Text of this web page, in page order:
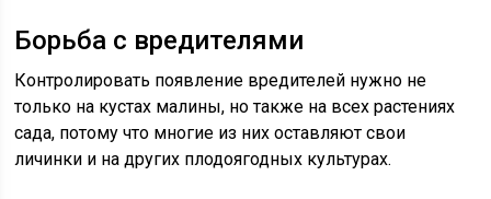
Борьба с вредителями
Контролировать появление вредителей нужно не
только на кустах малины, но также на всех растениях
сада, потому что многие из них оставляют свои
личинки и на других плодоягодных культурах.